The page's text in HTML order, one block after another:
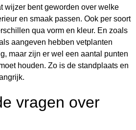
wijzer bent geworden over welke
en smaak passen. Ook per soort
qua vorm en kleur. En zoals
aangeven hebben vetplanten
maar zijn er wel een aantal punten
houden. Zo is de standplaats en
vragen over